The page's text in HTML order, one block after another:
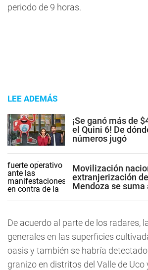
periodo de 9 horas.
LEE ADEMÁS
¡Se ganó más de
el Quini 6! De
números jugó
Movilización
extranjerización
Mendoza se suma
De acuerdo al parte de los radares,
generales en las superficies
oasis y también se habría
granizo en distritos del Valle de Uco